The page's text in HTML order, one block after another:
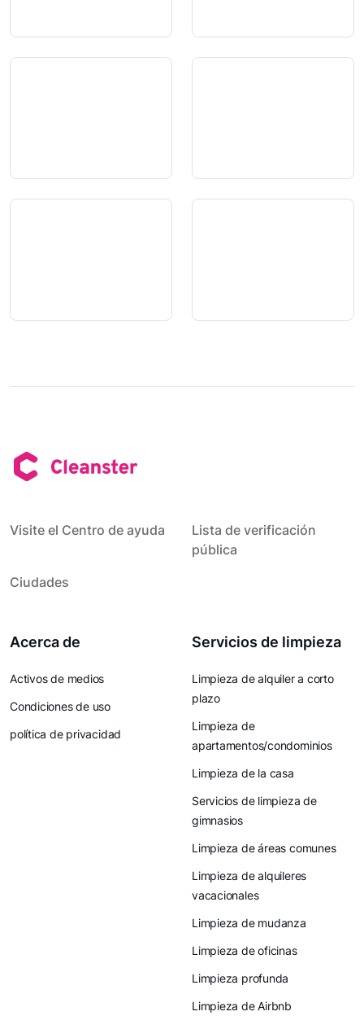
Visite el Centro de ayuda
Lista de verificación
pública
Ciudades
Acerca de
Activos de medios
Condiciones de uso
política de privacidad
Servicios de limpieza
Limpieza de alquiler a corto
plazo
Limpieza de
apartamentos/condominios
Limpieza de la casa
Servicios de limpieza de
gimnasios
Limpieza de áreas comunes
Limpieza de alquileres
vacacionales
Limpieza de mudanza
Limpieza de oficinas
Limpieza profunda
Limpieza de Airbnb